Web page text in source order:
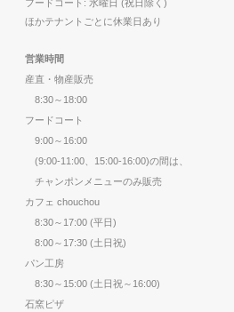
フードコート: 水曜日 (祝日除く)
ほかテナントごとに休業日あり
営業時間
産直・物産販売
8:30～18:00
フードコート
9:00～16:00
(9:00-11:00、15:00-16:00)の間は、
チャンポンメニューのみ販売
カフェ chouchou
8:30～17:00 (平日)
8:00～17:30 (土日祝)
パン工房
8:30～15:00 (土日祝～16:00)
石窯ピザ